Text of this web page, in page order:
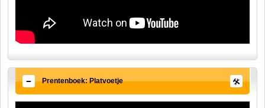
Prentenboek: Platvoetje